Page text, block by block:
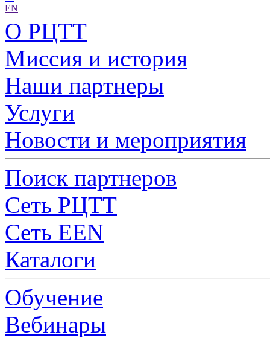
EN
О РЦТТ
Миссия и история
Наши партнеры
Услуги
Новости и мероприятия
Поиск партнеров
Сеть РЦТТ
Сеть EEN
Каталоги
Обучение
Вебинары